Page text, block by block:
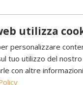
dal diametro
offrendo fino a 6
di 2,2 kW, è
litri garantisce fino
utilizza
personalizzare
tuo utilizzo del
con altre